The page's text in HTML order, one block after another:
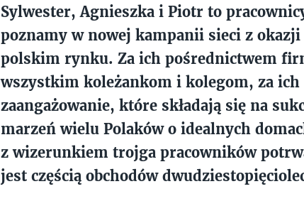
Sylwester, Agnieszka i Piotr to
poznamy w nowej kampanii sieci z okazji
polskim rynku. Za ich pośrednictwem
wszystkim koleżankom i kolegom, za ich
zaangażowanie, które składają się na
marzeń wielu Polaków o idealnych
z wizerunkiem trojga pracowników
jest częścią obchodów